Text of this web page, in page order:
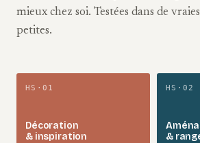
mieux chez soi. Testées dans de
petites.
HS·01
Décoration
& inspiration
HS·02
&